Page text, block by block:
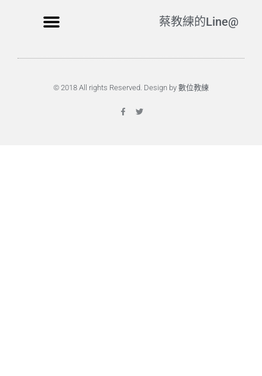
蔡教練的Line@
© 2018 All rights Reserved. Design by 數位教練